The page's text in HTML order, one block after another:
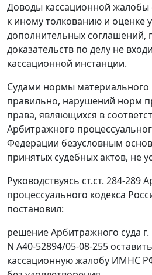
Доводы кассационной жалобы
к иному толкованию и оценке
дополнительных соглашений,
доказательств по делу не
кассационной инстанции.
Судами нормы
правильно, нарушений норм
права, являющихся в
Арбитражного
Федерации безусловным
принятых судебных актов, не
Руководствуясь ст.ст. 284-289
процессуального кодекса
постановил:
решение Арбитражного суда г.
N А40-52894/05-08-255
кассационную жалобу ИМНС